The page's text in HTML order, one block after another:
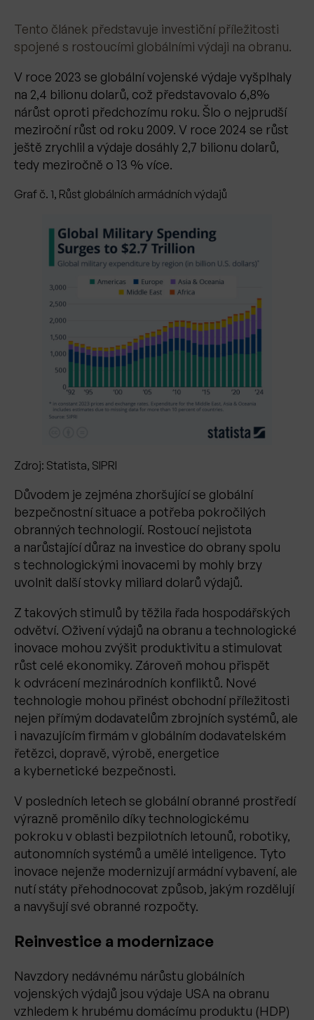
Tento článek představuje investiční příležitosti
spojené s rostoucími globálními výdaji na obranu.
V roce 2023 se globální vojenské výdaje vyšplhaly
na 2,4 bilionu dolarů, což představovalo 6,8%
nárůst oproti předchozímu roku. Šlo o nejprudší
meziroční růst od roku 2009. V roce 2024 se růst
ještě zrychlil a výdaje dosáhly 2,7 bilionu dolarů,
tedy meziročně o 13 % více.
Graf č. 1, Růst globálních armádních výdajů
Zdroj: Statista, SIPRI
Důvodem je zejména zhoršující se globální
bezpečnostní situace a potřeba pokročilých
obranných technologií. Rostoucí nejistota
a narůstající důraz na investice do obrany spolu
s technologickými inovacemi by mohly brzy
uvolnit další stovky miliard dolarů výdajů.
Z takových stimulů by těžila řada hospodářských
odvětví. Oživení výdajů na obranu a technologické
inovace mohou zvýšit produktivitu a stimulovat
růst celé ekonomiky. Zároveň mohou přispět
k odvrácení mezinárodních konfliktů. Nové
technologie mohou přinést obchodní příležitosti
nejen přímým dodavatelům zbrojních systémů, ale
i navazujícím firmám v globálním dodavatelském
řetězci, dopravě, výrobě, energetice
a kybernetické bezpečnosti.
V posledních letech se globální obranné prostředí
výrazně proměnilo díky technologickému
pokroku v oblasti bezpilotních letounů, robotiky,
autonomních systémů a umělé inteligence. Tyto
inovace nejenže modernizují armádní vybavení, ale
nutí státy přehodnocovat způsob, jakým rozdělují
a navyšují své obranné rozpočty.
Reinvestice a modernizace
Navzdory nedávnému nárůstu globálních
vojenských výdajů jsou výdaje USA na obranu
vzhledem k hrubému domácímu produktu (HDP)